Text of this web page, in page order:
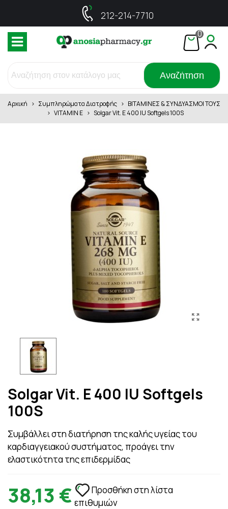
212-214-7710
0
Αναζήτηση
Αρχική > Συμπληρώματα Διατροφής > ΒΙΤΑΜΙΝΕΣ & ΣΥΝΔΥΑΣΜΟΙ ΤΟΥΣ
> VITΑΜΙΝ E > Solgar Vit. E 400 IU Softgels 100S
Solgar Vit. E 400 IU Softgels
100S
Συμβάλλει στη διατήρηση της καλής υγείας του
καρδιαγγειακού συστήματος, προάγει την
ελαστικότητα της επιδερμίδας
38,13 €
Προσθήκη στη λίστα
επιθυμιών